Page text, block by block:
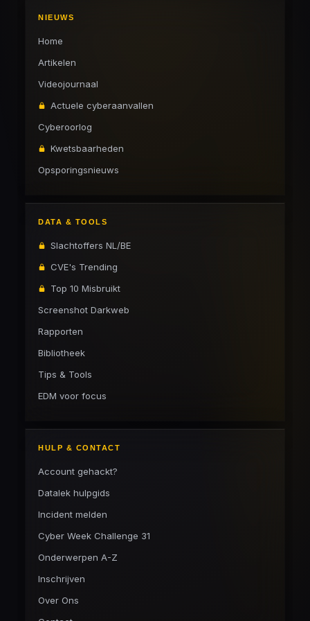
NIEUWS
Home
Artikelen
Videojournaal
Actuele cyberaanvallen
Cyberoorlog
Kwetsbaarheden
Opsporingsnieuws
DATA & TOOLS
Slachtoffers NL/BE
CVE's Trending
Top 10 Misbruikt
Screenshot Darkweb
Rapporten
Bibliotheek
Tips & Tools
EDM voor focus
HULP & CONTACT
Account gehackt?
Datalek hulpgids
Incident melden
Cyber Week Challenge 31
Onderwerpen A-Z
Inschrijven
Over Ons